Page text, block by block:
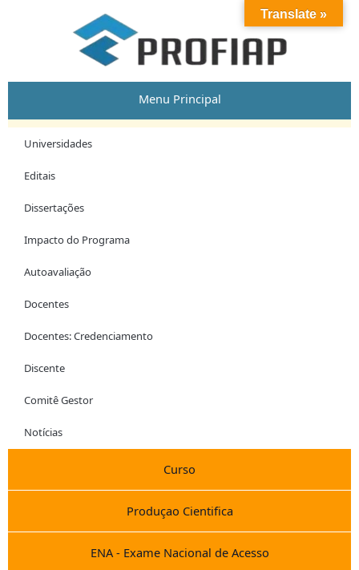
Menu Principal
Curso
Produçao Cientifica
ENA - Exame Nacional de Acesso
Universidades
Editais
Dissertações
Impacto do Programa
Autoavaliação
Docentes
Docentes: Credenciamento
Discente
Comitê Gestor
Notícias
Translate »